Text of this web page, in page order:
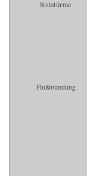
Steintürme
Flußmündung